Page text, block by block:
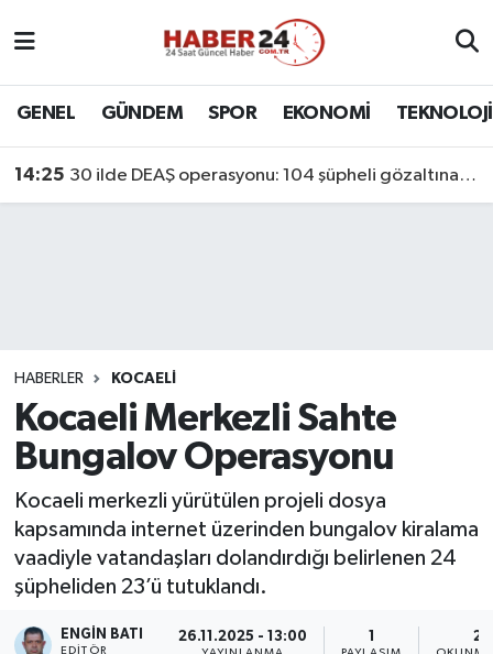
GENEL GÜNDEM SPOR EKONOMİ TEKNOLOJİ
14:25 30 ilde DEAŞ operasyonu: 104 şüpheli gözaltına alındı
HABERLER KOCAELİ
Kocaeli Merkezli Sahte
Bungalov Operasyonu
Kocaeli merkezli yürütülen projeli dosya
kapsamında internet üzerinden bungalov kiralama
vaadiyle vatandaşları dolandırdığı belirlenen 24
şüpheliden 23’ü tutuklandı.
ENGIN BATI
EDITÖR
26.11.2025 - 13:00 2
Nöbetçi Eczaneler
Son Dakika Haberleri
Haber Arşivi